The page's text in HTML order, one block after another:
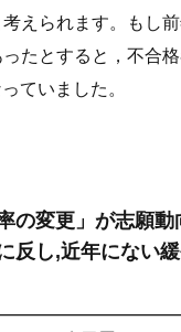
えられます。もし
たとすると，不合
ていました。
の変更」が志願
反し,近年にない